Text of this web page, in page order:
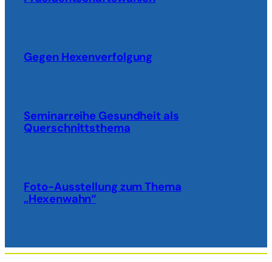
Gegen Hexenverfolgung
Seminarreihe Gesundheit als
Querschnittsthema
Foto-Ausstellung zum Thema
„Hexenwahn“